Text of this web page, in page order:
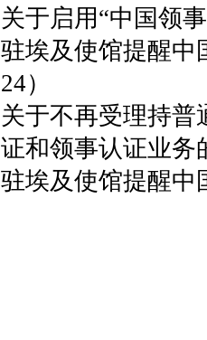
关于启用“中国领
驻埃及使馆提醒中
24）
关于不再受理持普
证和领事认证业务
驻埃及使馆提醒中